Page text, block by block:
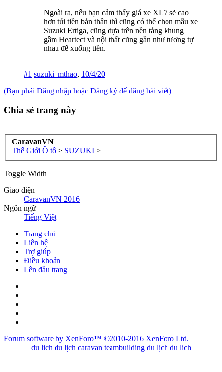
Ngoài ra, nếu bạn cảm thấy giá xe XL7 sẽ cao
hơn túi tiền bản thân thì cũng có thể chọn mẫu xe
Suzuki Ertiga, cũng dựa trên nền tảng khung
gầm Heartect và nội thất cũng gần như tương tự
nhau để xuống tiền.
#1 suzuki_mthao, 10/4/20
(Bạn phải Đăng nhập hoặc Đăng ký để đăng bài viết)
Chia sẻ trang này
CaravanVN
Thế Giới Ô tô > SUZUKI >
Toggle Width
Giao diện
CaravanVN 2016
Ngôn ngữ
Tiếng Việt
Trang chủ
Liên hệ
Trợ giúp
Điều khoản
Lên đầu trang
Forum software by XenForo™ ©2010-2016 XenForo Ltd.
du lich du lịch caravan teambuilding du lịch du lich